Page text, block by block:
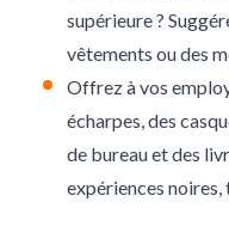
supérieure ?
vêtements ou des
Offrez à vos
écharpes, des
de bureau et des
expériences noires,